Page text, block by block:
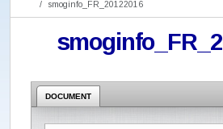
smoginfo_FR_20122016
DOCUMENT